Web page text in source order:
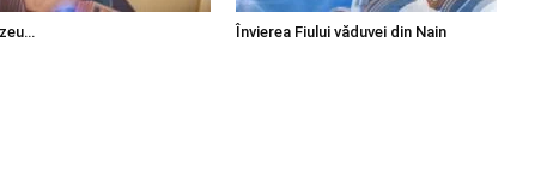
Învierea Fiului văduvei din Nain